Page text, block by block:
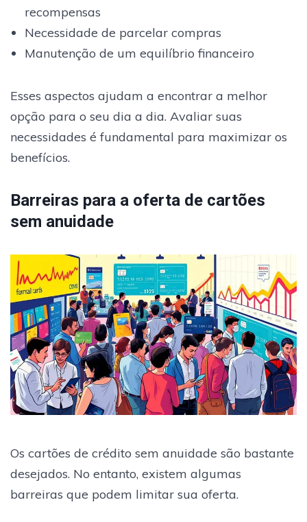
recompensas
Necessidade de parcelar compras
Manutenção de um equilíbrio financeiro
Esses aspectos ajudam a encontrar a melhor
opção para o seu dia a dia. Avaliar suas
necessidades é fundamental para maximizar os
benefícios.
Barreiras para a oferta de cartões
sem anuidade
Os cartões de crédito sem anuidade são bastante
desejados. No entanto, existem algumas
barreiras que podem limitar sua oferta.